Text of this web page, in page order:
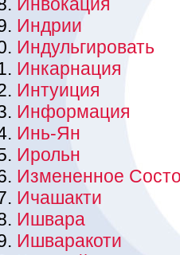
Инвокация
Индрии
Индульгировать
Инкарнация
Интуиция
Информация
Инь-Ян
Ирольн
Измененное
Ичашакти
Ишвара
Ишваракоти